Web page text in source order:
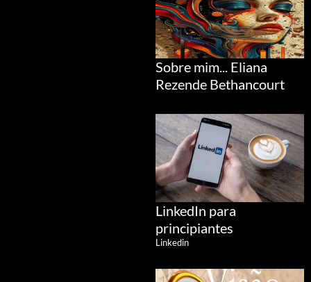
Sobre mim... Eliana
Rezende Bethancourt
LinkedIn para
principiantes
Linkedin